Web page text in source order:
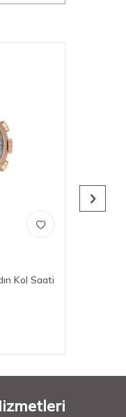
Kol Saati